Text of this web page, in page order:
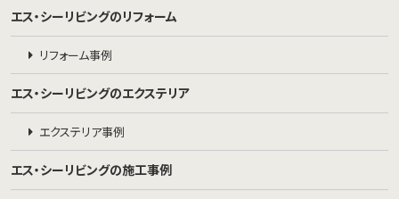
エス・シーリビングのリフォーム
リフォーム事例
エス・シーリビングのエクステリア
エクステリア事例
エス・シーリビングの施工事例